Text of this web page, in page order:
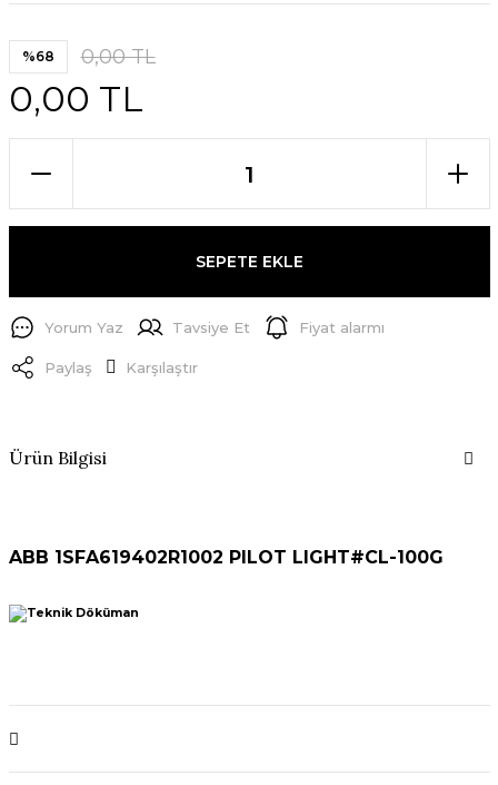
%68 0,00 TL
0,00 TL
SEPETE EKLE
Yorum Yaz Tavsiye Et Fiyat alarmı
Paylaş Karşılaştır
Ürün Bilgisi
ABB 1SFA619402R1002 PILOT LIGHT#CL-100G